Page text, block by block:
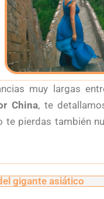
muy largas
China, te
te pierdas también
gigante asiático